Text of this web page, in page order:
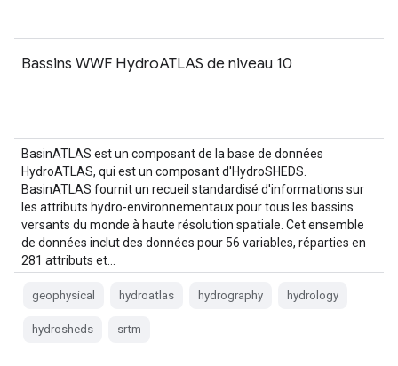
Bassins WWF HydroATLAS de niveau 10
BasinATLAS est un composant de la base de données
HydroATLAS, qui est un composant d'HydroSHEDS.
BasinATLAS fournit un recueil standardisé d'informations sur
les attributs hydro-environnementaux pour tous les bassins
versants du monde à haute résolution spatiale. Cet ensemble
de données inclut des données pour 56 variables, réparties en
281 attributs et…
geophysical hydroatlas hydrography hydrology
hydrosheds srtm